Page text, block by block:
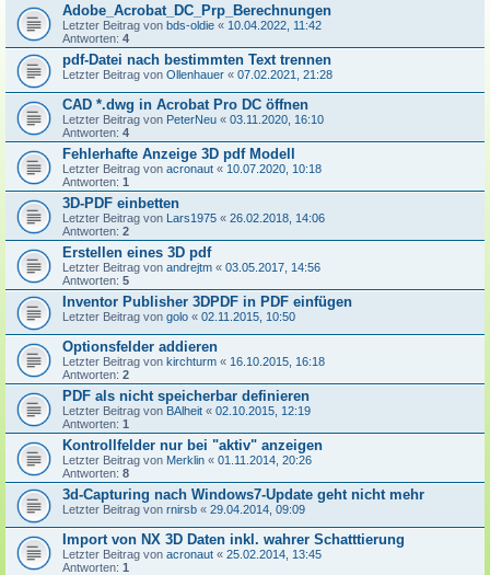
Adobe_Acrobat_DC_Prp_Berechnungen
Letzter Beitrag von bds-oldie « 10.04.2022, 11:42
Antworten: 4
pdf-Datei nach bestimmten Text trennen
Letzter Beitrag von Ollenhauer « 07.02.2021, 21:28
CAD *.dwg in Acrobat Pro DC öffnen
Letzter Beitrag von PeterNeu « 03.11.2020, 16:10
Antworten: 4
Fehlerhafte Anzeige 3D pdf Modell
Letzter Beitrag von acronaut « 10.07.2020, 10:18
Antworten: 1
3D-PDF einbetten
Letzter Beitrag von Lars1975 « 26.02.2018, 14:06
Antworten: 2
Erstellen eines 3D pdf
Letzter Beitrag von andrejtm « 03.05.2017, 14:56
Antworten: 5
Inventor Publisher 3DPDF in PDF einfügen
Letzter Beitrag von golo « 02.11.2015, 10:50
Optionsfelder addieren
Letzter Beitrag von kirchturm « 16.10.2015, 16:18
Antworten: 2
PDF als nicht speicherbar definieren
Letzter Beitrag von BAlheit « 02.10.2015, 12:19
Antworten: 1
Kontrollfelder nur bei "aktiv" anzeigen
Letzter Beitrag von Merklin « 01.11.2014, 20:26
Antworten: 8
3d-Capturing nach Windows7-Update geht nicht mehr
Letzter Beitrag von rnirsb « 29.04.2014, 09:09
Import von NX 3D Daten inkl. wahrer Schatttierung
Letzter Beitrag von acronaut « 25.02.2014, 13:45
Antworten: 1